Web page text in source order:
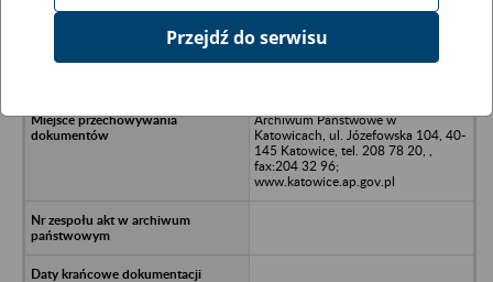
P.P.H.U."REFAM" Sp. z o.o.,Katowice
Archiwum Państwowe w
Katowicach, ul. Józefowska 104, 40-
145 Katowice, tel. 208 78 20, ,
fax:204 32 96;
www.katowice.ap.gov.pl
Przejdź do serwisu